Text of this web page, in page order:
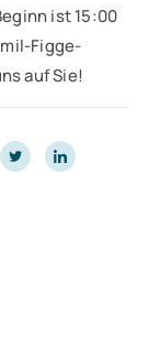
ist 15:00
Figge-
auf Sie!